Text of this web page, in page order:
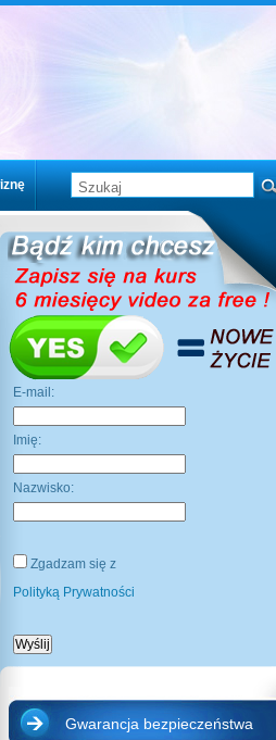
E-mail:
Imię:
Nazwisko:
Zgadzam się z
Polityką Prywatności
Gwarancja bezpieczeństwa